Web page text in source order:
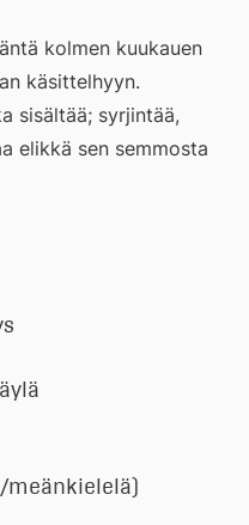
kolmen kuukauen
käsittelhyyn.
sisältää; syrjintää,
elikkä sen semmosta